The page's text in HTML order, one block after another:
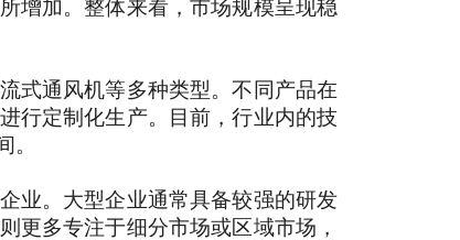
增加。整体来看，市场规模呈现稳
式通风机等多种类型。不同产品在
行定制化生产。目前，行业内的技
。
业。大型企业通常具备较强的研发
更多专注于细分市场或区域市场，